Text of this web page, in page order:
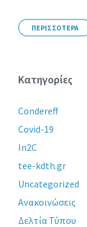
ΠΕΡΙΣΣΟΤΕΡΑ
Κατηγορίες
Condereff
Covid-19
In2C
tee-kdth.gr
Uncategorized
Ανακοινώσεις
Δελτία Τύπου